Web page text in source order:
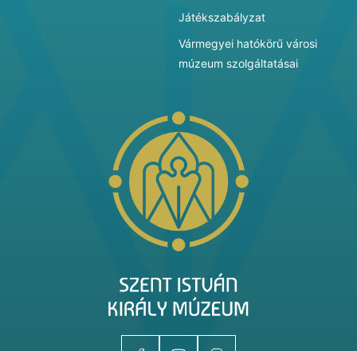
Játékszabályzat
Vármegyei hatókörű városi
múzeum szolgáltatásai